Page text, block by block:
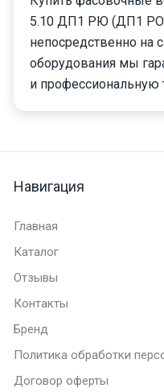
5.10 ДП1 РЮ (ДП1
непосредственно на
оборудования мы
и профессиональную
Навигация
Главная
Каталог
Отзывы
Контакты
Бренд
Политика обработки
Договор оферты